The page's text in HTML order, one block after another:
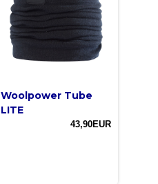
Woolpower Tube
LITE
43,90EUR